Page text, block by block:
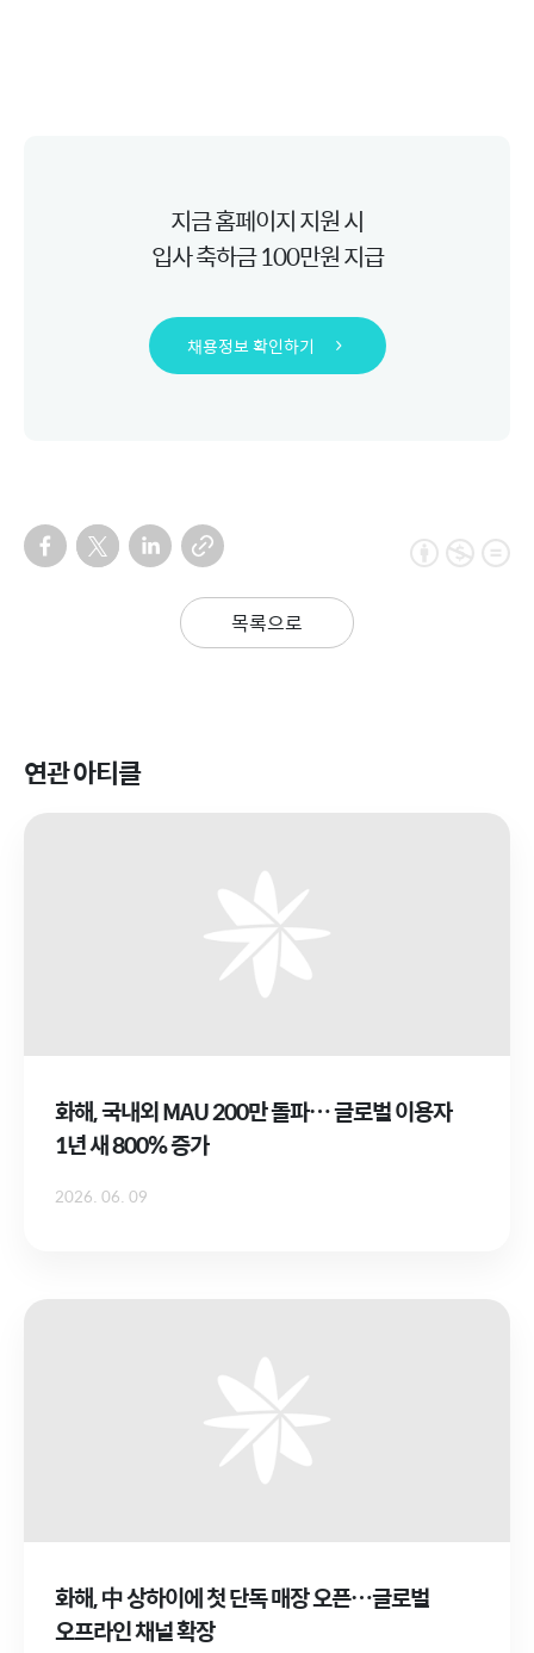
지금 홈페이지 지원 시
입사 축하금 100만원 지급
채용정보 확인하기
목록으로
연관 아티클
화해, 국내외 MAU 200만 돌파… 글로벌 이용자
1년 새 800% 증가
2026. 06. 09
화해, 中 상하이에 첫 단독 매장 오픈…글로벌
오프라인 채널 확장